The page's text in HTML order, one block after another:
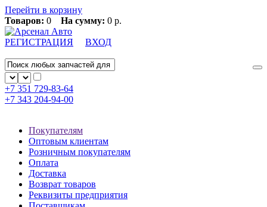
Перейти в корзину
Товаров: 0 На сумму: 0 р.
РЕГИСТРАЦИЯ ВХОД
+7 351 729-83-64
+7 343 204-94-00
Покупателям
Оптовым клиентам
Розничным покупателям
Оплата
Доставка
Возврат товаров
Реквизиты предприятия